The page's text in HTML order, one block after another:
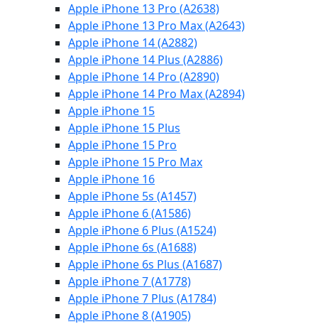
Apple iPhone 13 Pro (A2638)
Apple iPhone 13 Pro Max (A2643)
Apple iPhone 14 (A2882)
Apple iPhone 14 Plus (A2886)
Apple iPhone 14 Pro (A2890)
Apple iPhone 14 Pro Max (A2894)
Apple iPhone 15
Apple iPhone 15 Plus
Apple iPhone 15 Pro
Apple iPhone 15 Pro Max
Apple iPhone 16
Apple iPhone 5s (A1457)
Apple iPhone 6 (A1586)
Apple iPhone 6 Plus (A1524)
Apple iPhone 6s (A1688)
Apple iPhone 6s Plus (A1687)
Apple iPhone 7 (A1778)
Apple iPhone 7 Plus (A1784)
Apple iPhone 8 (A1905)